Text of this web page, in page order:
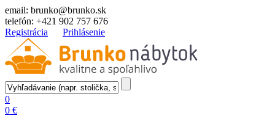
email: brunko@brunko.sk
telefón: +421 902 757 676
Registrácia
Prihlásenie
0
0 €